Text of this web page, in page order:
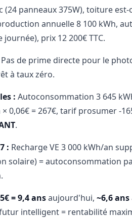
(24 panneaux 375W), toiture
annuelle 8 100 kWh,
prix 12 200€ TTC.
Pas de prime directe pour le
à taux zéro.
: Autoconsommation 3 645
0,06€ = 267€, tarif prosumer -
.
: Recharge VE 3 000 kWh/an
solaire) = autoconsommation
.
= 9,4 ansaujourd'hui, ~6,6 ans
intelligent = rentabilité